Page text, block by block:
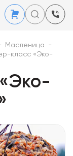
Масленица
-
класс «Эко-